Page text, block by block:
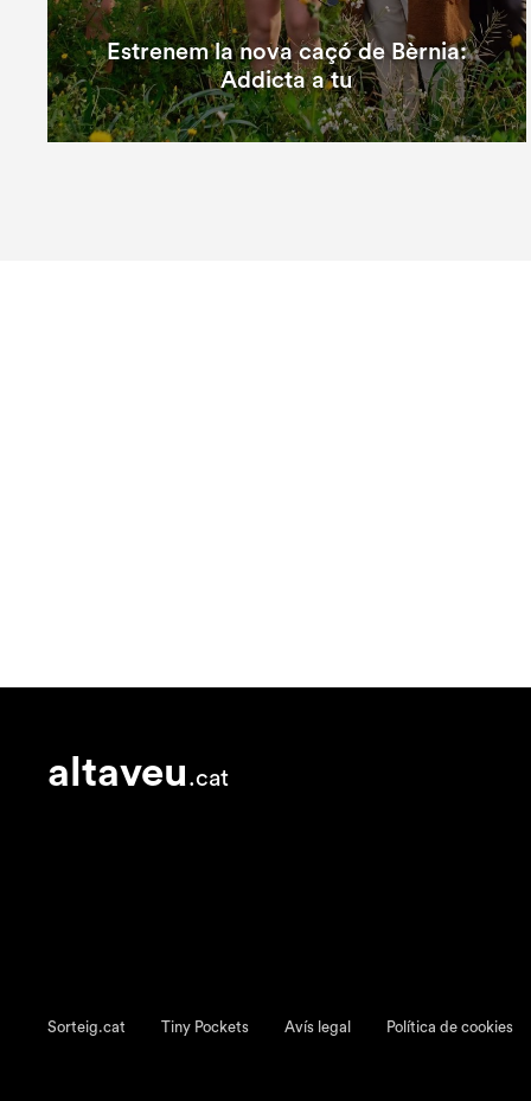
Estrenem la nova caçó de Bèrnia:
Addicta a tu
altaveu .cat
Sorteig.cat Tiny Pockets Avís legal Política de cookies